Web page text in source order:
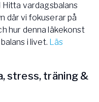
Hitta vardagsbalans
där vi fokuserar på
hur denna läkekonst
i livet. Läs
stress, träning &